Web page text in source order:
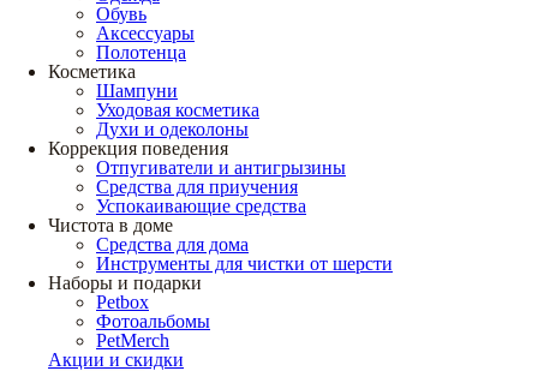
Обувь
Аксессуары
Полотенца
Косметика
Шампуни
Уходовая косметика
Духи и одеколоны
Коррекция поведения
Отпугиватели и антигрызины
Средства для приучения
Успокаивающие средства
Чистота в доме
Средства для дома
Инструменты для чистки от шерсти
Наборы и подарки
Petbox
Фотоальбомы
PetMerch
Акции и скидки